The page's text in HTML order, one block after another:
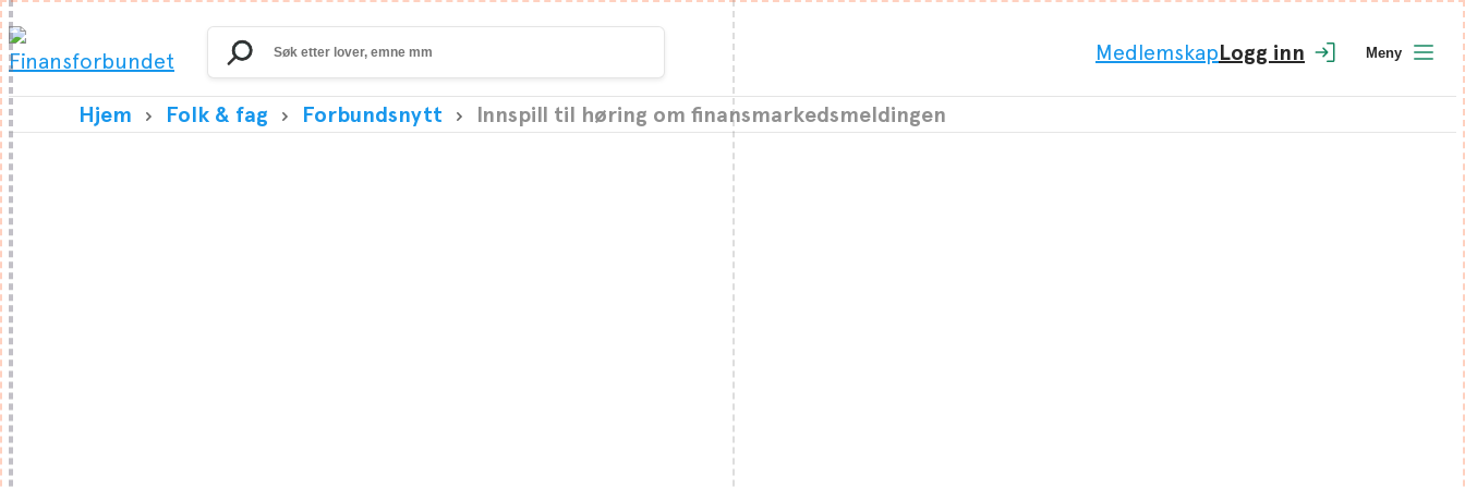
Search
for:
MedlemskapLogg inn Meny
Hjem Folk & fag Forbundsnytt Innspill til høring om finansmarkedsmeldingen